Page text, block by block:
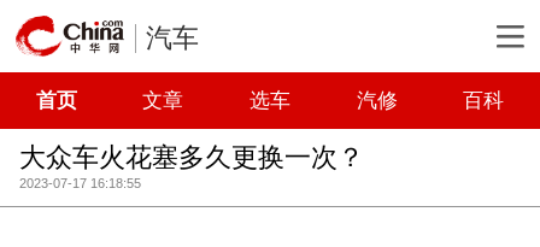
汽车
首页 文章 选车 汽修 百科
大众车火花塞多久更换一次？
2023-07-17 16:18:55